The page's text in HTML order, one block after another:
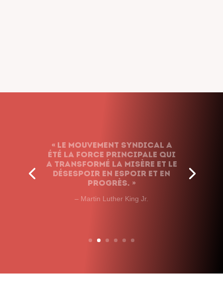
« Le syndicalisme ne renonce
jamais. Nous
n’abandonnons pas le
combat, quels que soient
les obstacles et peu importe
le temps que cela prendra. »
– John L. Lewis